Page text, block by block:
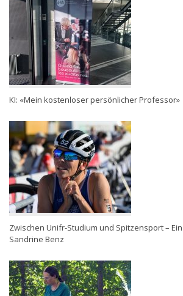
KI: «Mein kostenloser persönlicher Professor»
Zwischen Unifr-Studium und Spitzensport –
Sandrine Benz